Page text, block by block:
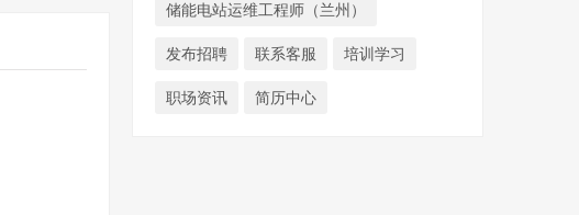
储能电站运维工程师（兰州）
发布招聘 联系客服 培训学习
职场资讯 简历中心